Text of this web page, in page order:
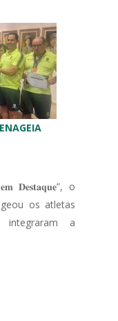
𝐃𝐞𝐬𝐭𝐚𝐪𝐮𝐞”, o
os atletas
a